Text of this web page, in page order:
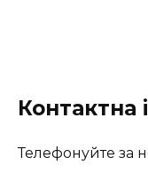
Контактна
Телефонуйте за